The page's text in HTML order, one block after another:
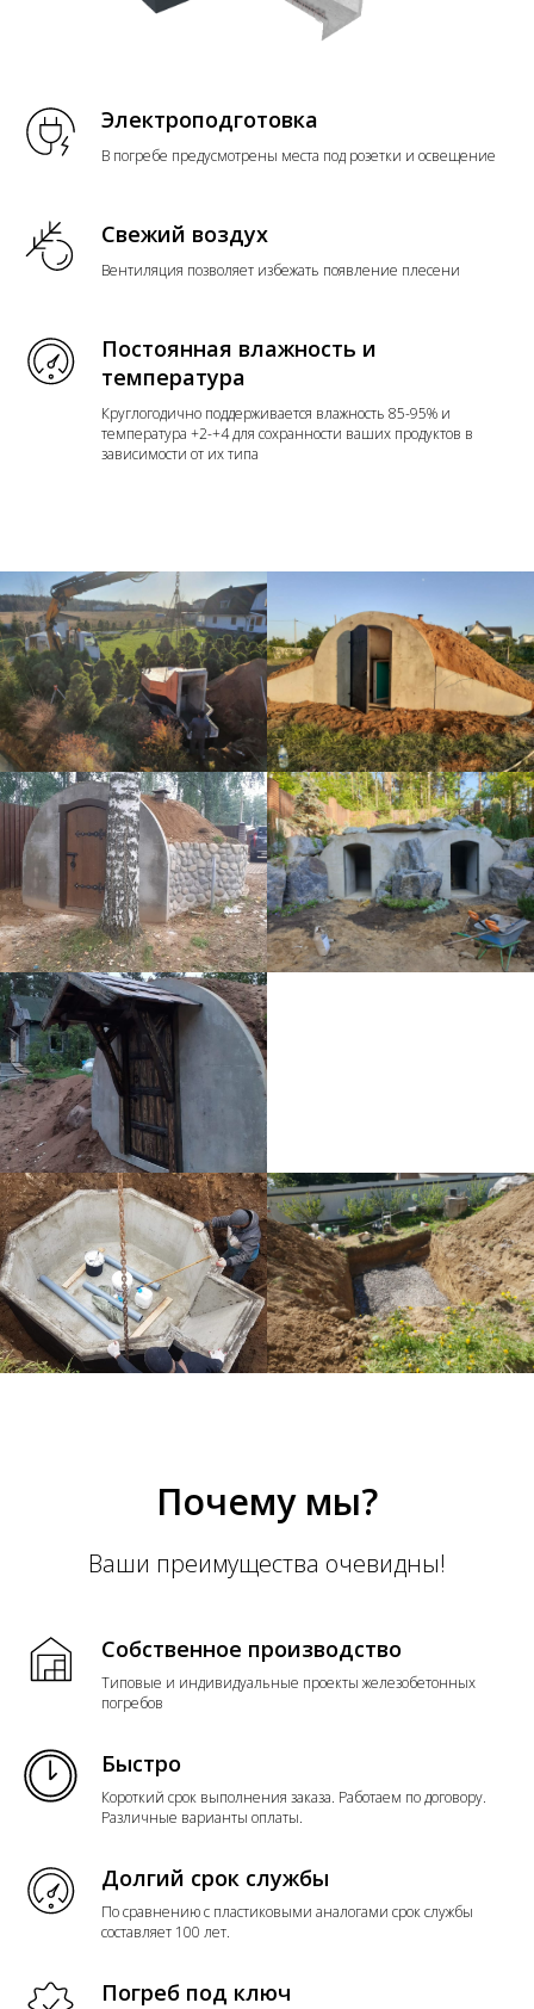
Электроподготовка
В погребе предусмотрены места под розетки и освещение
Свежий воздух
Вентиляция позволяет избежать появление плесени
Постоянная влажность и
температура
Круглогодично поддерживается влажность 85-95% и
температура +2-+4 для сохранности ваших продуктов в
зависимости от их типа
Почему мы?
Ваши преимущества очевидны!
Собственное производство
Типовые и индивидуальные проекты железобетонных
погребов
Быстро
Короткий срок выполнения заказа. Работаем по договору.
Различные варианты оплаты.
Долгий срок службы
По сравнению с пластиковыми аналогами срок службы
составляет 100 лет.
Погреб под ключ